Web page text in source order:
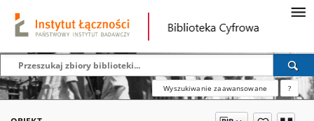
Wyszukiwanie zaawansowane ?